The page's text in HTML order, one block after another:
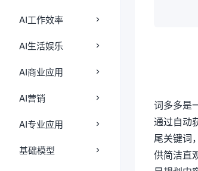
AI工作效率
AI生活娱乐
AI商业应用
AI营销
AI专业应用
基础模型
词多多是
通过自动
尾关键词
供简洁直